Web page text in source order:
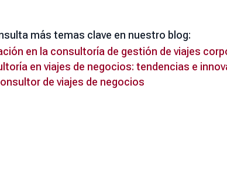
más temas clave en nuestro blog:
en la consultoría de gestión de viajes
en viajes de negocios: tendencias e
de viajes de negocios